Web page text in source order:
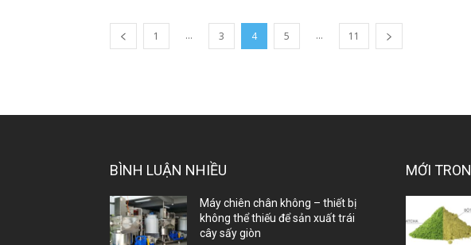
1 ... 3 4 5 ... 11
BÌNH LUẬN NHIỀU
Máy chiên chân không – thiết bị
không thể thiếu để sản xuất trái
cây sấy giòn
MỚI